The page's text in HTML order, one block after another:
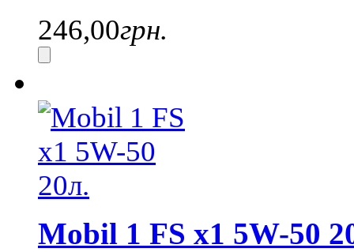
246,00грн.
Mobil 1 FS x1 5W-50